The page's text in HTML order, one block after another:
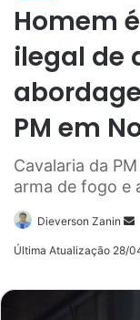
Homem
ilegal de
PM em
Cavalaria da
arma de fogo e
Dieverson Zanin
Última Atualização 28/